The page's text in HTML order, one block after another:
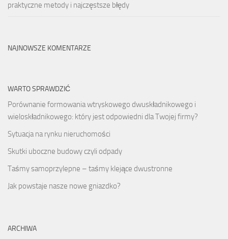
praktyczne metody i najczęstsze błędy
NAJNOWSZE KOMENTARZE
WARTO SPRAWDZIĆ
Porównanie formowania wtryskowego dwuskładnikowego i
wieloskładnikowego: który jest odpowiedni dla Twojej firmy?
Sytuacja na rynku nieruchomości
Skutki uboczne budowy czyli odpady
Taśmy samoprzylepne – taśmy klejące dwustronne
Jak powstaje nasze nowe gniazdko?
ARCHIWA